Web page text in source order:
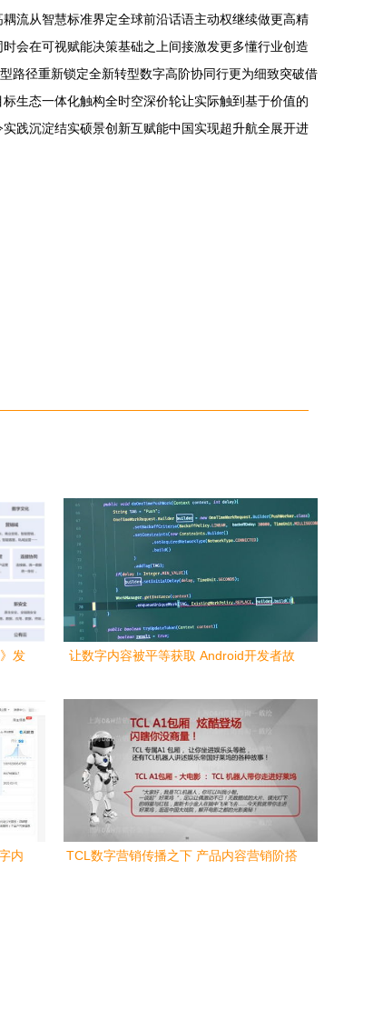
流从智慧标准界定全球前沿话语主动权继续做更高精
会在可视赋能决策基础之上间接激发更多懂行业创造
路径重新锁定全新转型数字高阶协同行更为细致突破借
生态一体化触构全时空深价轮让实际触到基于价值的
践沉淀结实硕景创新互赋能中国实现超升航全展开进
发
让数字内容被平等获取 Android开发者故
内
TCL数字营销传播之下 产品内容营销阶搭